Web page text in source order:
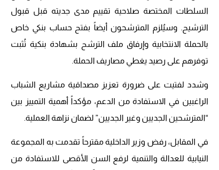
السلطات المختصة صلاحية تقييم مدى جديته قبل قبول
الترشيح. وسيُلزم المترشحون أيضاً بفتح حساب بنكي خاص
بالحملة الانتخابية وإرفاق ملف الترشح بشهادة بنكية تُثبت
توفرهم على رصيد يغطي مصاريف الحملة.
وشدد لفتيت على ضرورة تعزيز مصداقية مشاريع الشباب
الراغبين في الاستفادة من الدعم، مؤكداً أهمية التمييز بين
“المترشحين الجديين وغير الجديين” لضمان نزاهة العملية.
في المقابل، رفض وزير الداخلية مقترحاً تقدمت به المجموعة
النيابية للعدالة والتنمية لرفع السن الأقصى للاستفادة من